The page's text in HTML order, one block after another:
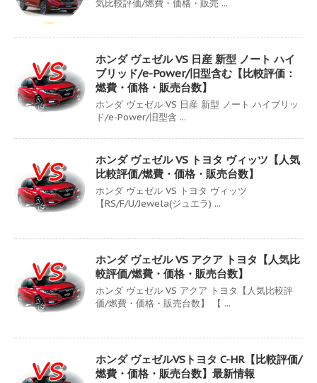
気比較評価/燃費・価格・販売 ...
ホンダ ヴェゼル VS 日産 新型 ノート ハイ
ブリッド/e-Power/旧型含む【比較評価：
燃費・価格・販売台数】
ホンダ ヴェゼル VS 日産 新型 ノート ハイブリッ
ド/e-Power/旧型含 ...
ホンダ ヴェゼル VS トヨタ ヴィッツ【人気
比較評価/燃費・価格・販売台数】
ホンダ ヴェゼル VS トヨタ ヴィッツ
【RS/F/U/Jewela(ジュエラ) ...
ホンダ ヴェゼル VS アクア トヨタ【人気比
較評価/燃費・価格・販売台数】
ホンダ ヴェゼル VS アクア トヨタ【人気比較評
価/燃費・価格・販売台数】 【 ...
ホンダ ヴェゼルVSトヨタ C-HR【比較評価/
燃費・価格・販売台数】最新情報